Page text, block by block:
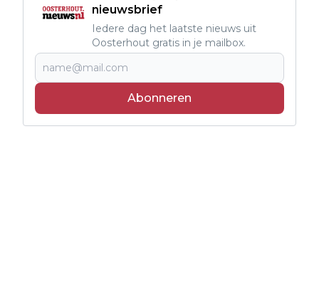
nieuwsbrief
Iedere dag het laatste nieuws uit
Oosterhout gratis in je mailbox.
Abonneren